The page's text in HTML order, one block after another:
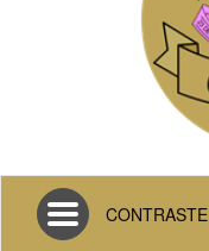
Toggle
navigation
CONTRASTE